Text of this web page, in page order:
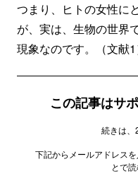
つまり、ヒトの女性に
が、実は、生物の世界
現象なのです。（文献1
この記事はサ
続きは、
下記からメールアドレス
とで